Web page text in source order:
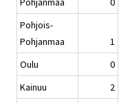
Pohjois-
Pohjanmaa
1
Oulu
0
Kainuu
2